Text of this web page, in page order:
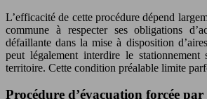
L’efficacité de cette procédure dépend
commune à respecter ses obligations
défaillante dans la mise à disposition
peut légalement interdire le stationnement
territoire. Cette condition préalable limite
Procédure d’évacuation forcée par